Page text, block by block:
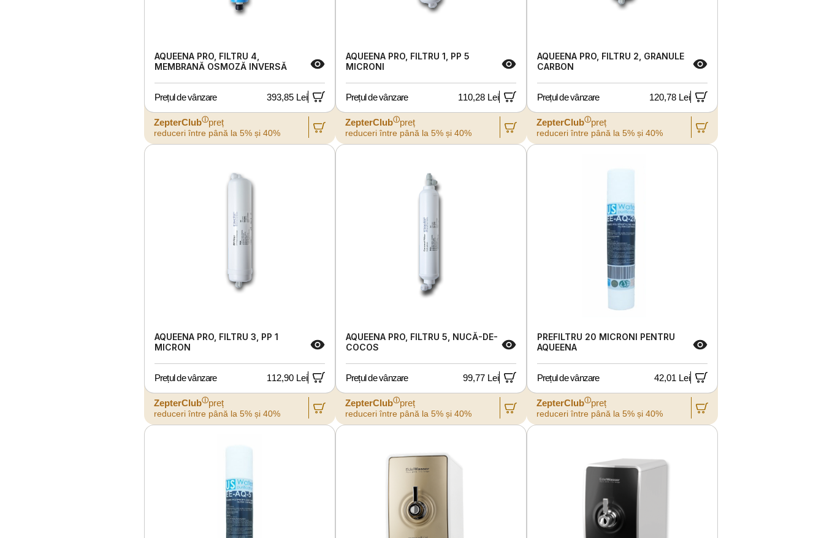
AQUEENA PRO, FILTRU 4,
MEMBRANĂ OSMOZĂ INVERSĂ
Prețul de vânzare 393,85 Lei
ZepterClubⓘpreț
reduceri între până la 5% și 40%
AQUEENA PRO, FILTRU 1, PP 5
MICRONI
Prețul de vânzare 110,28 Lei
ZepterClubⓘpreț
reduceri între până la 5% și 40%
AQUEENA PRO, FILTRU 2, GRANULE
CARBON
Prețul de vânzare 120,78 Lei
ZepterClubⓘpreț
reduceri între până la 5% și 40%
AQUEENA PRO, FILTRU 3, PP 1
MICRON
Prețul de vânzare 112,90 Lei
ZepterClubⓘpreț
reduceri între până la 5% și 40%
AQUEENA PRO, FILTRU 5, NUCĂ-DE-
COCOS
Prețul de vânzare 99,77 Lei
ZepterClubⓘpreț
reduceri între până la 5% și 40%
PREFILTRU 20 MICRONI PENTRU
AQUEENA
Prețul de vânzare 42,01 Lei
ZepterClubⓘpreț
reduceri între până la 5% și 40%